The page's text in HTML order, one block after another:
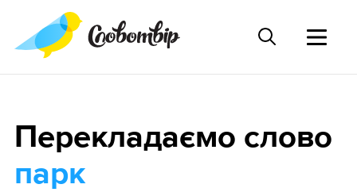
Перекладаємо слово
парк